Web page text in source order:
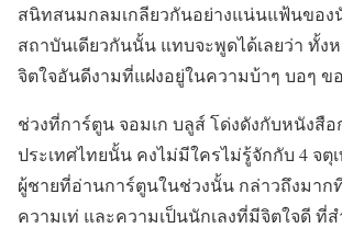
สนิทสนมกลมเกลียวกันอย่างแน่นแฟ้นของ
สถาบันเดียวกันนั้น แทบจะพูดได้เลยว่า ทั้ง
จิตใจอันดีงามที่แฝงอยู่ในความบ้าๆ บอๆ ข
ช่วงที่การ์ตูน จอมเก บลูส์ โด่งดังกับหนังสือ
ประเทศไทยนั้น คงไม่มีใครไม่รู้จักกับ 4 จตุ
ผู้ชายที่อ่านการ์ตูนในช่วงนั้น กล่าวถึงมาก
ความเท่ และความเป็นนักเลงที่มีจิตใจดี ที่